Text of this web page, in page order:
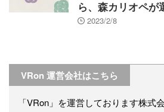
ら、森カリオペが
2023/2/8
VRon 運営会社はこちら
「VRon」を運営しております株式